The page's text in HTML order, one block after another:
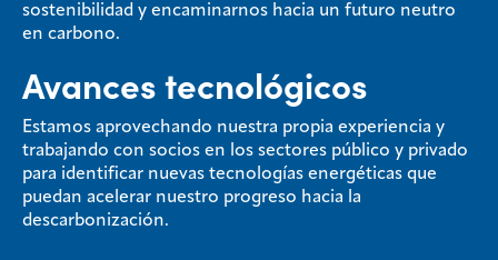
sostenibilidad y encaminarnos hacia un futuro neutro
en carbono.
Avances tecnológicos
Estamos aprovechando nuestra propia experiencia y
trabajando con socios en los sectores público y privado
para identificar nuevas tecnologías energéticas que
puedan acelerar nuestro progreso hacia la
descarbonización.